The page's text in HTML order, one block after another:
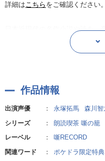
詳細はこちらをご確認ください。
日本近現代の名作小説や詩を、
ーズ朗読用に書き下ろされたオ
花を添えるのは、人気・実力を
の朝」/宮沢賢治・高村光太郎」
作品情報
出演声優 ： 永塚拓馬 森川智
シリーズ
：
朗読喫茶 噺の籠
レーベル
：
噺RECORD
関連ワード
： ポケドラ限定特典